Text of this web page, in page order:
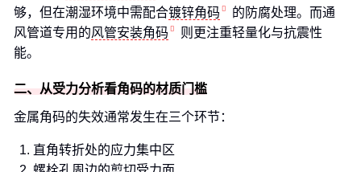
够，但在潮湿环境中需配合镀锌角码
的防腐处理。而通
风管道专用的风管安装角码
则更注重轻量化与抗震性
能。
二、从受力分析看角码的材质门槛
金属角码的失效通常发生在三个环节：
直角转折处的应力集中区